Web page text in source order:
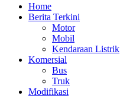
Home
Berita Terkini
Motor
Mobil
Kendaraan Listrik
Komersial
Bus
Truk
Modifikasi